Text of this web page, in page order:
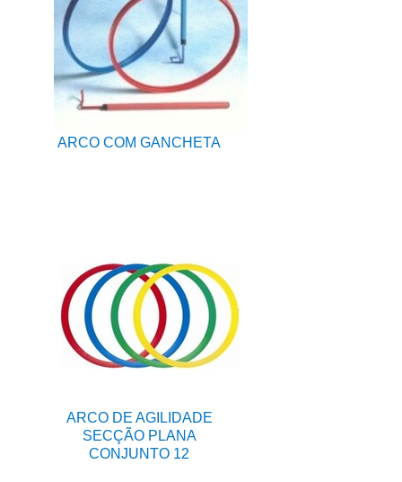
ARCO COM GANCHETA
ARCO DE AGILIDADE
SECÇÃO PLANA
CONJUNTO 12